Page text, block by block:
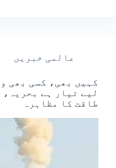
عالمی خبریں
کہیں بھی، کسی بھی
لیے تیار ہے
طاقت کا مظاہرہ